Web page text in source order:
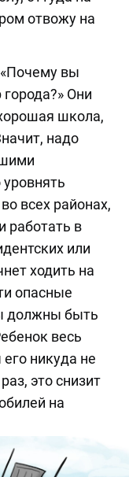
отвожу на
вы
Они
школа,
надо
всех районах,
работать в
или
ходить на
опасные
должны быть
весь
никуда не
это снизит
на